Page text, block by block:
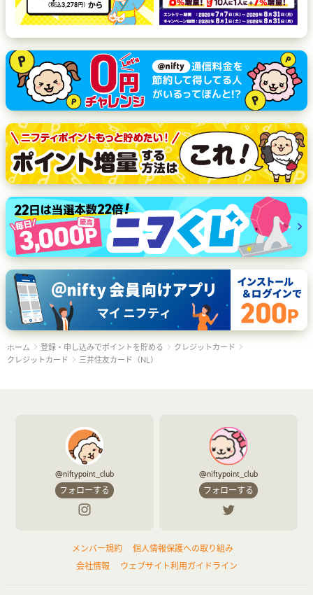
ホーム 登録・申し込みでポイントを貯める
クレジットカード
クレジットカード
三井住友カード（NL）
@niftypoint_club
フォローする
@niftypoint_club
フォローする
メンバー規約
個人情報保護への取り組み
会社情報
ウェブサイト利用ガイドライン